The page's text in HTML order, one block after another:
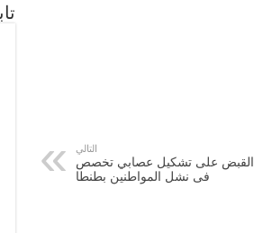
التالي
القبض على تشكيل عصابي تخصص
فى نشل المواطنين بطنطا